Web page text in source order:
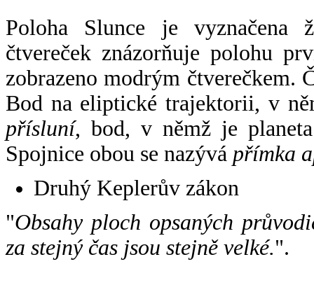
Poloha Slunce je vyznačena
čtvereček znázorňuje polohu
zobrazeno modrým čtverečkem.
Bod na eliptické trajektorii, v
přísluní, bod, v němž je
Spojnice obou se nazývá přímka
Druhý Keplerův zákon
"Obsahy ploch opsaných
za stejný čas jsou stejně velké.".